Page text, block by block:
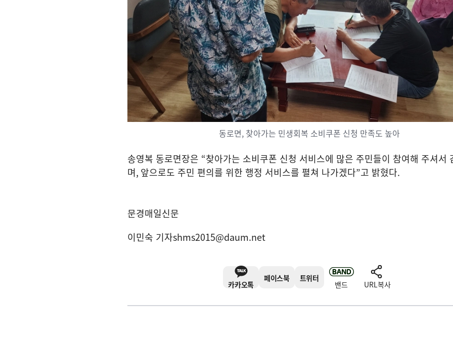
동로면, 찾아가는 민생회복 소비쿠폰 신청 만족도 높아
송영복 동로면장은 “찾아가는 소비쿠폰 신청 서비스에 많은 주민들이 참여해 주셔서
며, 앞으로도 주민 편의를 위한 행정 서비스를 펼쳐 나가겠다”고 밝혔다.
문경매일신문
이민숙 기자shms2015@daum.net
카카오톡
페이스북 트위터
밴드 URL복사